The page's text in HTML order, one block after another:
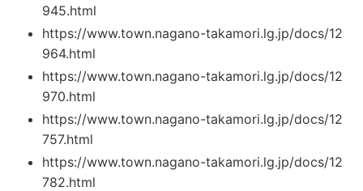
945.html
https://www.town.nagano-takamori.lg.jp/docs/12
964.html
https://www.town.nagano-takamori.lg.jp/docs/12
970.html
https://www.town.nagano-takamori.lg.jp/docs/12
757.html
https://www.town.nagano-takamori.lg.jp/docs/12
782.html